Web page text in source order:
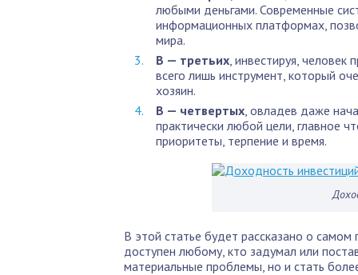
любыми деньгами. Современные
информационных платформах,
мира.
В — третьих, инвестируя, человек
всего лишь инструмент, который
хозяин.
В — четвертых, овладев даже
практически любой цели, главное
приоритеты, терпение и время.
В этой статье будет рассказано о
доступен любому, кто задумал или
материальные проблемы, но и стать